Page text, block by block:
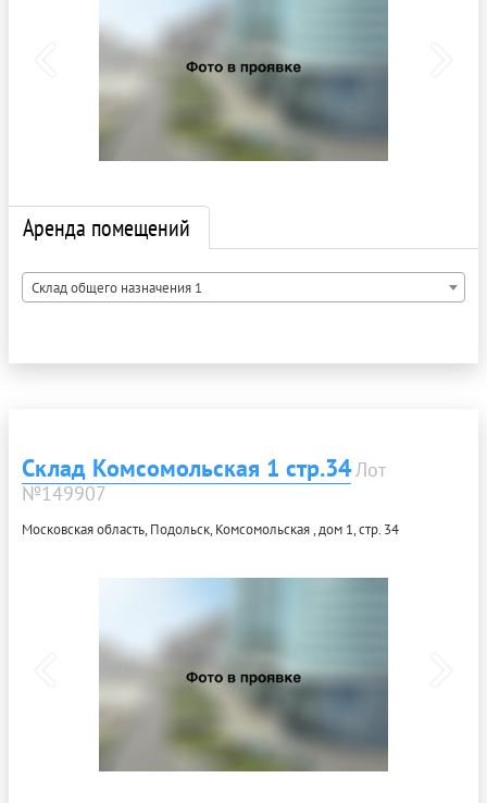
Аренда помещений
Склад общего назначения 1
Склад Комсомольская 1 стр.34Лот
№149907
Московская область, Подольск, Комсомольская , дом 1, стр. 34